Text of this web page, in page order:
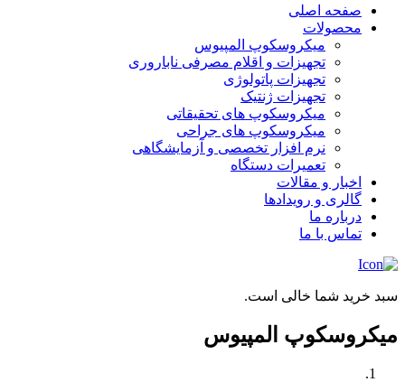
صفحه اصلی
محصولات
میکروسکوپ المپیوس
تجهیزات و اقلام مصرفی ناباروری
تجهیزات پاتولوژی
تجهیزات ژنتیک
میکروسکوپ های تحقیقاتی
میکروسکوپ های جراحی
نرم افزار تخصصی و آزمایشگاهی
تعمیرات دستگاه
اخبار و مقالات
گالری و رویدادها
درباره ما
تماس با ما
سبد خرید شما خالی است.
میکروسکوپ المپیوس